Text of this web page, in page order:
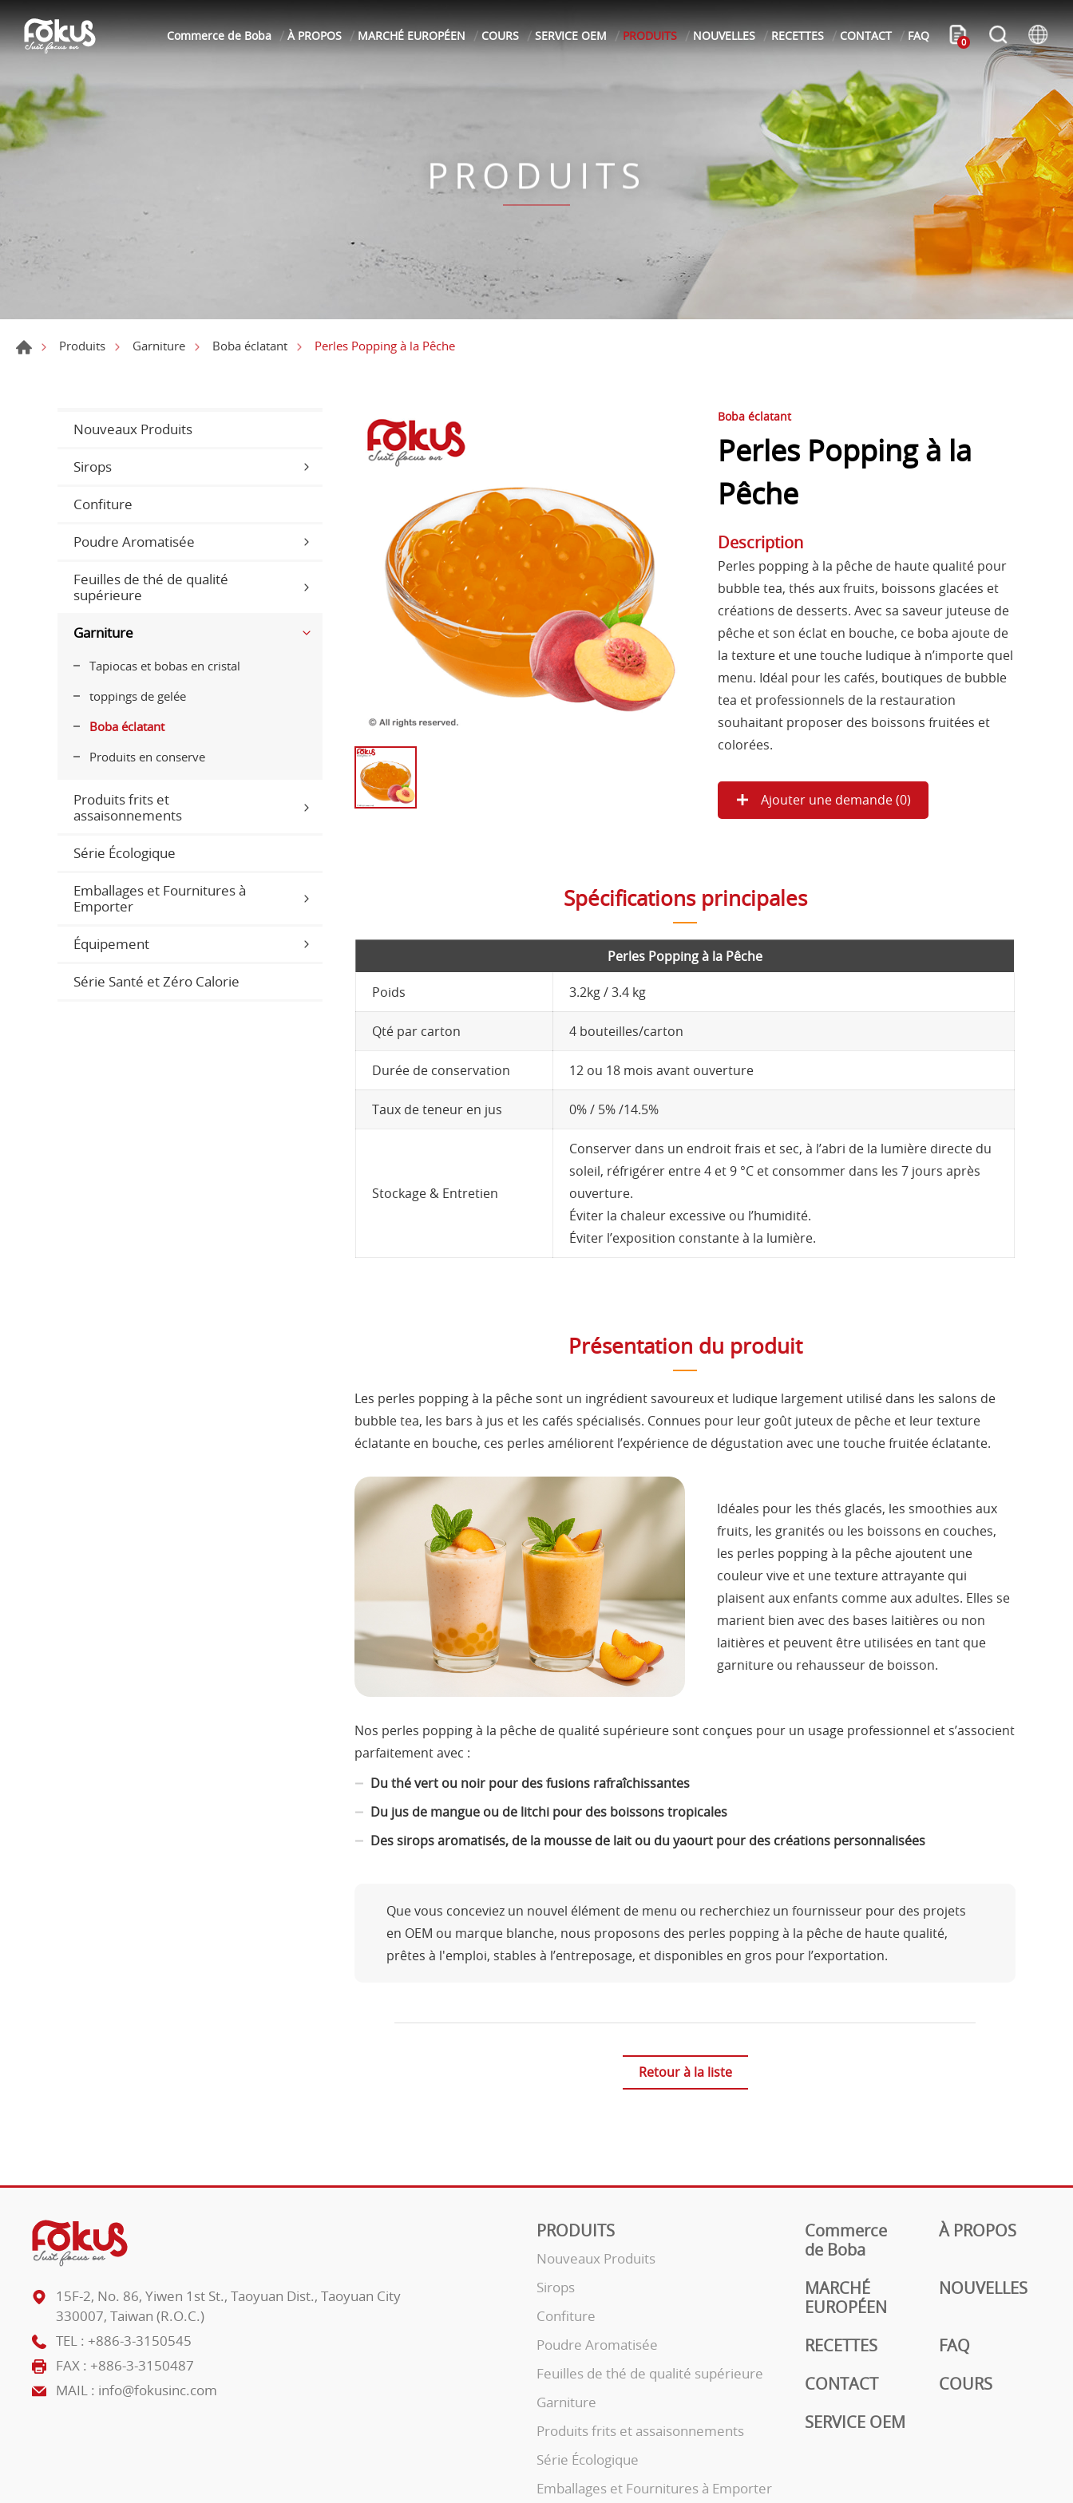
Commerce de Boba À PROPOS MARCHÉ EUROPÉEN COURS SERVICE OEM PRODUITS NOUVELLES RECETTES CONTACT FAQ 0
PRODUITS
Produits Garniture Boba éclatant Perles Popping à la Pêche
Nouveaux Produits
Sirops
Confiture
Poudre Aromatisée
Feuilles de thé de qualité
supérieure
Garniture
Tapiocas et bobas en cristal
toppings de gelée
Boba éclatant
Produits en conserve
Produits frits et
assaisonnements
Série Écologique
Emballages et Fournitures à
Emporter
Équipement
Série Santé et Zéro Calorie
Boba éclatant
Perles Popping à la
Pêche
Description
Perles popping à la pêche de haute qualité pour
bubble tea, thés aux fruits, boissons glacées et
créations de desserts. Avec sa saveur juteuse de
pêche et son éclat en bouche, ce boba ajoute de
la texture et une touche ludique à n’importe quel
menu. Idéal pour les cafés, boutiques de bubble
tea et professionnels de la restauration
souhaitant proposer des boissons fruitées et
colorées.
Ajouter une demande (0)
Spécifications principales
Perles Popping à la Pêche
Poids 3.2kg / 3.4 kg
Qté par carton 4 bouteilles/carton
Durée de conservation 12 ou 18 mois avant ouverture
Taux de teneur en jus 0% / 5% /14.5%
Stockage & Entretien
Conserver dans un endroit frais et sec, à l’abri de la lumière directe du
soleil, réfrigérer entre 4 et 9 °C et consommer dans les 7 jours après
ouverture.
Éviter la chaleur excessive ou l’humidité.
Éviter l’exposition constante à la lumière.
Présentation du produit
Les perles popping à la pêche sont un ingrédient savoureux et ludique largement utilisé dans les salons de
bubble tea, les bars à jus et les cafés spécialisés. Connues pour leur goût juteux de pêche et leur texture
éclatante en bouche, ces perles améliorent l’expérience de dégustation avec une touche fruitée éclatante.
Idéales pour les thés glacés, les smoothies aux
fruits, les granités ou les boissons en couches,
les perles popping à la pêche ajoutent une
couleur vive et une texture attrayante qui
plaisent aux enfants comme aux adultes. Elles se
marient bien avec des bases laitières ou non
laitières et peuvent être utilisées en tant que
garniture ou rehausseur de boisson.
Nos perles popping à la pêche de qualité supérieure sont conçues pour un usage professionnel et s’associent
parfaitement avec :
Du thé vert ou noir pour des fusions rafraîchissantes
Du jus de mangue ou de litchi pour des boissons tropicales
Des sirops aromatisés, de la mousse de lait ou du yaourt pour des créations personnalisées
Que vous conceviez un nouvel élément de menu ou recherchiez un fournisseur pour des projets
en OEM ou marque blanche, nous proposons des perles popping à la pêche de haute qualité,
prêtes à l'emploi, stables à l’entreposage, et disponibles en gros pour l’exportation.
Retour à la liste
PRODUITS
Nouveaux Produits
Sirops
Confiture
Poudre Aromatisée
Feuilles de thé de qualité supérieure
Garniture
Produits frits et assaisonnements
Série Écologique
Emballages et Fournitures à Emporter
Commerce
de Boba
À PROPOS
MARCHÉ
EUROPÉEN
NOUVELLES
RECETTES
FAQ
CONTACT
COURS
SERVICE OEM
15F-2, No. 86, Yiwen 1st St., Taoyuan Dist., Taoyuan City
330007, Taiwan (R.O.C.)
TEL : +886-3-3150545
FAX : +886-3-3150487
MAIL : info@fokusinc.com